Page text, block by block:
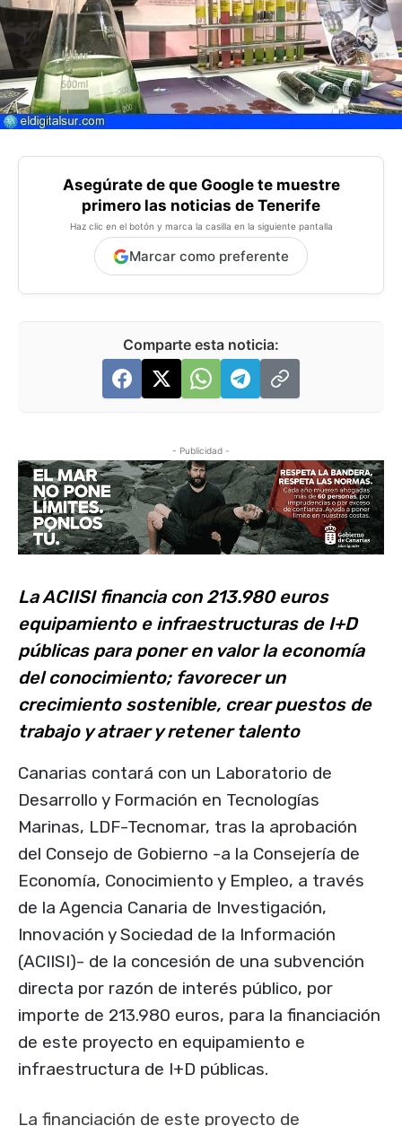
Asegúrate de que Google te muestre
primero las noticias de Tenerife
Haz clic en el botón y marca la casilla en la siguiente pantalla
Marcar como preferente
Comparte esta noticia:
- Publicidad -
La ACIISI financia con 213.980 euros
equipamiento e infraestructuras de I+D
públicas para poner en valor la economía
del conocimiento; favorecer un
crecimiento sostenible, crear puestos de
trabajo y atraer y retener talento
Canarias contará con un Laboratorio de
Desarrollo y Formación en Tecnologías
Marinas, LDF-Tecnomar, tras la aprobación
del Consejo de Gobierno -a la Consejería de
Economía, Conocimiento y Empleo, a través
de la Agencia Canaria de Investigación,
Innovación y Sociedad de la Información
(ACIISI)- de la concesión de una subvención
directa por razón de interés público, por
importe de 213.980 euros, para la financiación
de este proyecto en equipamiento e
infraestructura de I+D públicas.
La financiación de este proyecto de